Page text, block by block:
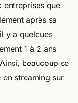
entreprises que
après sa
y a quelques
1 à 2 ans
beaucoup se
streaming sur